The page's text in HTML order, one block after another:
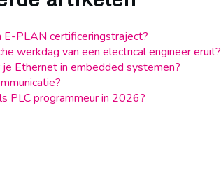
E-PLAN certificeringstraject?
werkdag van een electrical engineer eruit?
Ethernet in embedded systemen?
PLC programmeur in 2026?